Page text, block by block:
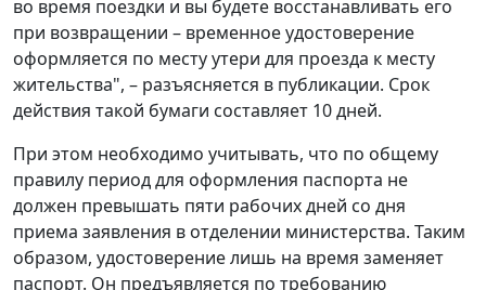
во время поездки и вы будете восстанавливать его
при возвращении – временное удостоверение
оформляется по месту утери для проезда к месту
жительства", – разъясняется в публикации. Срок
действия такой бумаги составляет 10 дней.
При этом необходимо учитывать, что по общему
правилу период для оформления паспорта не
должен превышать пяти рабочих дней со дня
приема заявления в отделении министерства. Таким
образом, удостоверение лишь на время заменяет
паспорт. Он предъявляется по требованию